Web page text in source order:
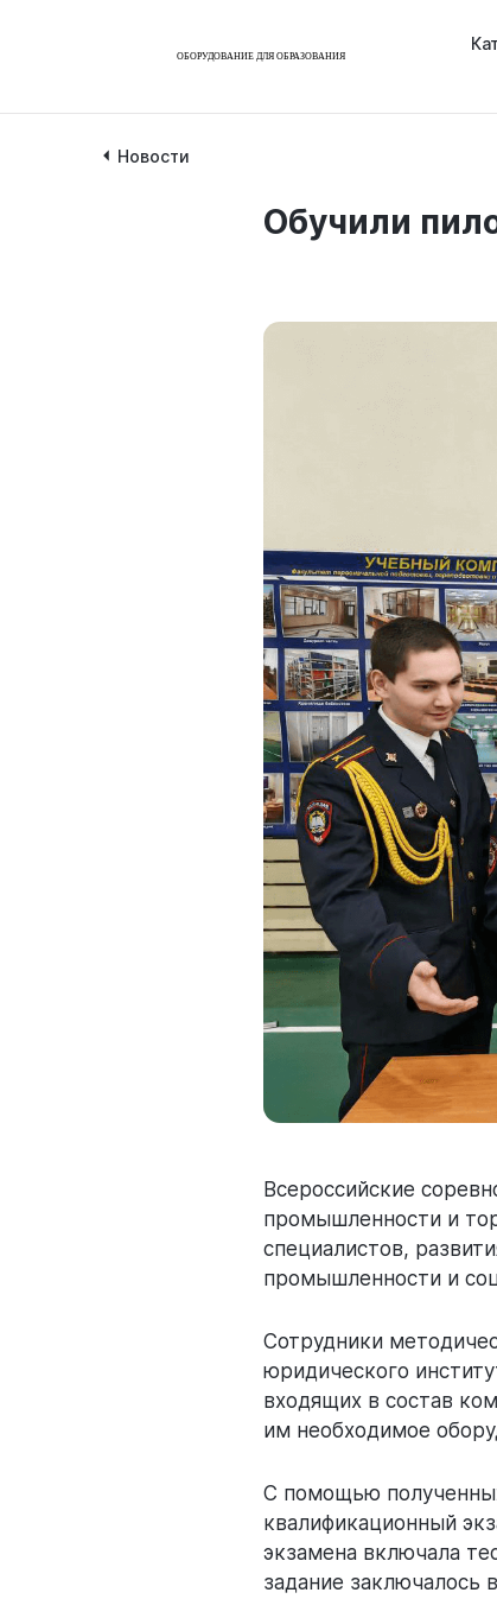
Новости
Обучили
Всероссийские
промышленности и
специалистов,
промышленности и
Сотрудники
юридического
входящих в состав
им необходимое
С помощью
квалификационный
экзамена включала
задание заключалось